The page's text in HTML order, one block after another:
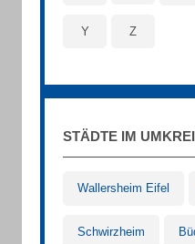
Y Z
STÄDTE IM
Wallersheim Eifel
Schwirzheim